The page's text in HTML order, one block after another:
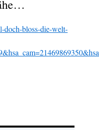
doch-bloss-die-welt-